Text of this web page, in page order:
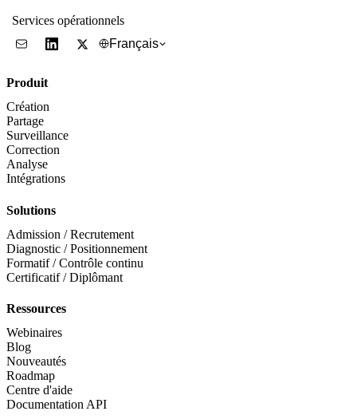
Services opérationnels
Français
Produit
Création
Partage
Surveillance
Correction
Analyse
Intégrations
Solutions
Admission / Recrutement
Diagnostic / Positionnement
Formatif / Contrôle continu
Certificatif / Diplômant
Ressources
Webinaires
Blog
Nouveautés
Roadmap
Centre d'aide
Documentation API